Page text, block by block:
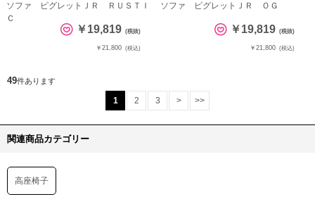
ソファ ピグレットＪＲ ＲＵＳＴＩ
Ｃ
￥19,819 (税抜)
￥21,800 (税込)
ソファ ピグレットＪＲ ＯＧ
￥19,819 (税抜)
￥21,800 (税込)
49件あります
1 2 3 > >>
関連商品カテゴリー
高座椅子